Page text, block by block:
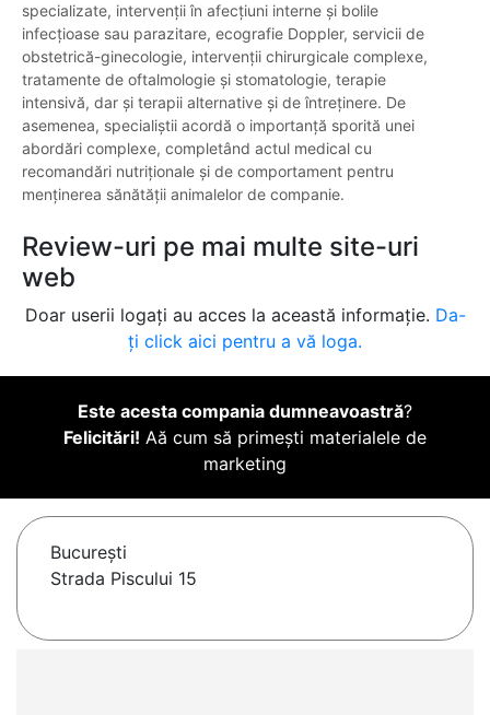
specializate, intervenții în afecțiuni interne și bolile
infecțioase sau parazitare, ecografie Doppler, servicii de
obstetrică-ginecologie, intervenții chirurgicale complexe,
tratamente de oftalmologie și stomatologie, terapie
intensivă, dar și terapii alternative și de întreținere. De
asemenea, specialiștii acordă o importanță sporită unei
abordări complexe, completând actul medical cu
recomandări nutriționale și de comportament pentru
menținerea sănătății animalelor de companie.
Review-uri pe mai multe site-uri
web
Doar userii logați au acces la această informație. Da-
ți click aici pentru a vă loga.
Este acesta compania dumneavoastră?
Felicitări! Aă cum să primești materialele de
marketing
Bucureşti
Strada Piscului 15